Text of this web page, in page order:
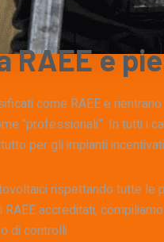
RAEEe
come RAEE e
“professionali”. In tutti
per gli impianti
rispettando tutte
accreditati,
di controlli.